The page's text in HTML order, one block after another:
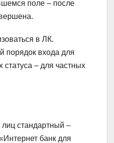
поле – после
в ЛК.
порядок входа для
статуса – для частных
стандартный –
банк для